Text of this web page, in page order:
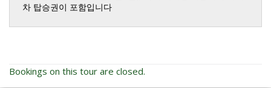
차 탑승권이 포함입니다
Bookings on this tour are closed.